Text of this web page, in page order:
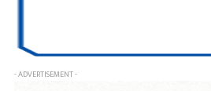
- ADVERTISEMENT -